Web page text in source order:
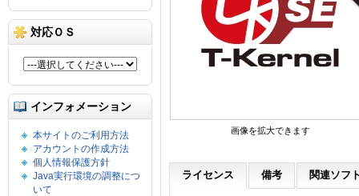
対応ＯＳ
インフォメーション
本サイトのご利用方法
アカウントの作成方法
個人情報保護方針
Java実行環境の調整につ
いて
画像を拡大できます
ライセンス 備考 関連ソフ